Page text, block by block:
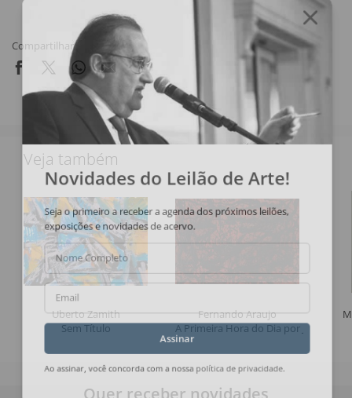
Compartilhar
Veja também
Uberto Zamith
Sem Título
Fernando Araujo
A Primeira Hora do Dia por Jacob
Novidades do Leilão de Arte!
Seja o primeiro a receber a agenda dos próximos leilões,
exposições e novidades de acervo.
Nome Completo
Email
Quer receber novidades